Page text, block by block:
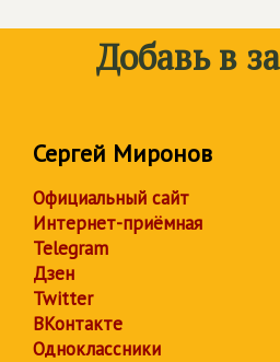
Добавь в
Сергей Миронов
Официальный сайт
Интернет-приёмная
Telegram
Дзен
Twitter
ВКонтакте
Одноклассники